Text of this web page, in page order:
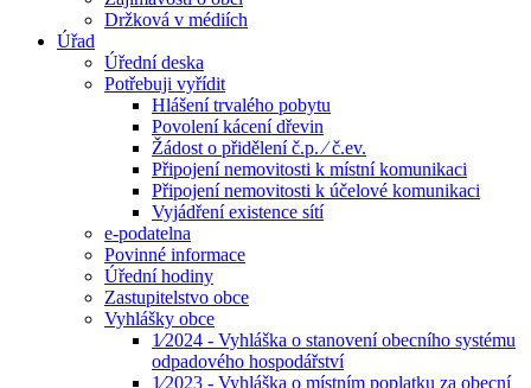
Držková v médiích
Úřad
Úřední deska
Potřebuji vyřídit
Hlášení trvalého pobytu
Povolení kácení dřevin
Žádost o přidělení č.p. ⁄ č.ev.
Připojení nemovitosti k místní komunikaci
Připojení nemovitosti k účelové komunikaci
Vyjádření existence sítí
e-podatelna
Povinné informace
Úřední hodiny
Zastupitelstvo obce
Vyhlášky obce
1⁄2024 - Vyhláška o stanovení obecního systému
odpadového hospodářství
1⁄2023 - Vyhláška o místním poplatku za obecní